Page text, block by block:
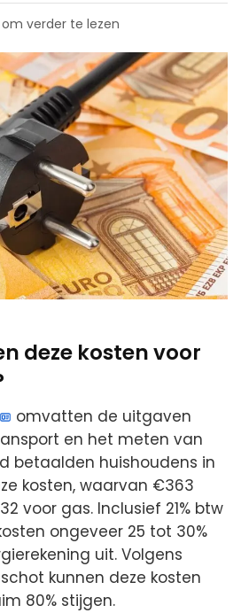
om verder te lezen
deze kosten voor
omvatten de uitgaven
en het meten van
betaalden huishoudens in
kosten, waarvan €363
voor gas. Inclusief 21% btw
ongeveer 25 tot 30%
uit. Volgens
kunnen deze kosten
80% stijgen.